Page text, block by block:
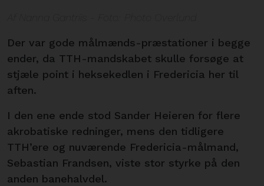
Der var gode målmænds-præstationer i begge
ender, da TTH-mandskabet skulle forsøge at
stjæle point i heksekedlen i Fredericia her til
aften.
I den ene ende stod Sander Heieren for flere
akrobatiske redninger, mens den tidligere
TTH’ere og nuværende Fredericia-målmand,
Sebastian Frandsen, viste stor styrke på den
anden banehalvdel.